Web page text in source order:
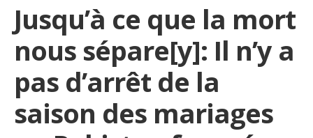
Jusqu’à ce que la mort
nous sépare[y]: Il n’y a
pas d’arrêt de la
saison des mariages